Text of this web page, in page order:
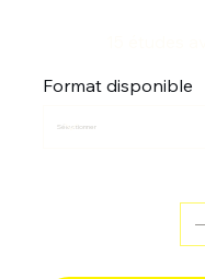
Format disponible